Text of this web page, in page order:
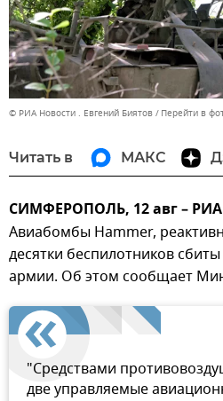
© РИА Новости . Евгений Биятов Перейти в
Читать в МАКС
СИМФЕРОПОЛЬ, 12 авг –
Авиабомбы Hammer,
десятки беспилотников
армии. Об этом сообщает
"Средствами
две управляемые